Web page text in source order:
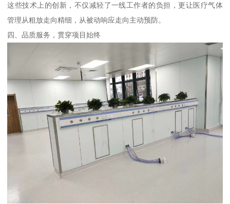
这些技术上的创新，不仅减轻了一线工作者的负担，更让医疗气体
管理从粗放走向精细，从被动响应走向主动预防。
四、品质服务，贯穿项目始终